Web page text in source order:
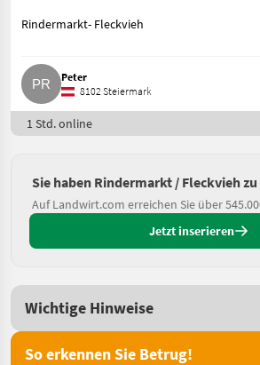
Rindermarkt- Fleckvieh
Peter
8102 Steiermark
1 Std. online
Sie haben Rindermarkt / Fleckvieh
Auf Landwirt.com erreichen Sie über
Jetzt inserieren
Wichtige Hinweise
So erkennen Sie Betrug!